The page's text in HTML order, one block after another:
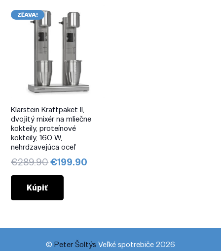
ZĽAVA!
Klarstein Kraftpaket II,
dvojitý mixér na mliečne
kokteily, proteínové
kokteily, 160 W,
nehrdzavejúca oceľ
€289.90Pôvodná
cena
€289.90.
€199.90
Kúpiť
© Peter Šoltýs Veľké spotrebiče 2026